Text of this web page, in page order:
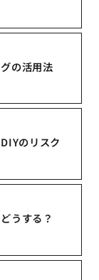
の活用法
のリスク
うする？